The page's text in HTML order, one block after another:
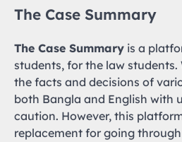
The Case Summary
The Case Summary is a
students, for the law
the facts and decisions of
both Bangla and English with
caution. However, this
replacement for going